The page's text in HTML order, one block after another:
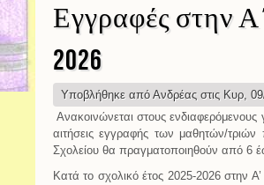
Εγγραφές στην
2026
Υποβλήθηκε από Ανδρέας στις Κυρ,
Aνακοινώνεται στους
αιτήσεις εγγραφής των μαθητών/
Σχολείου θα πραγματοποιηθούν από 6
Κατά το σχολικό έτος 2025-2026 στην